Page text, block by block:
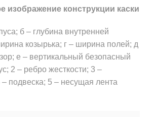
изображение конструкции каски
б – глубина внутренней
козырька; г – ширина полей; д
е – вертикальный безопасный
2 – ребро жесткости; 3 –
подвеска; 5 – несущая лента